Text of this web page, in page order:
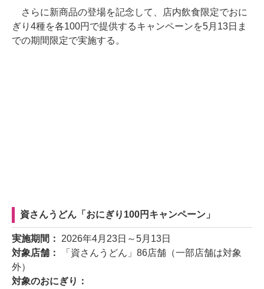
さらに新商品の登場を記念して、店内飲食限定でおに
ぎり4種を各100円で提供するキャンペーンを5月13日ま
での期間限定で実施する。
資さんうどん「おにぎり100円キャンペーン」
実施期間： 2026年4月23日～5月13日
対象店舗：
「資さんうどん」86店舗（一部店舗は対象
外）
対象のおにぎり：